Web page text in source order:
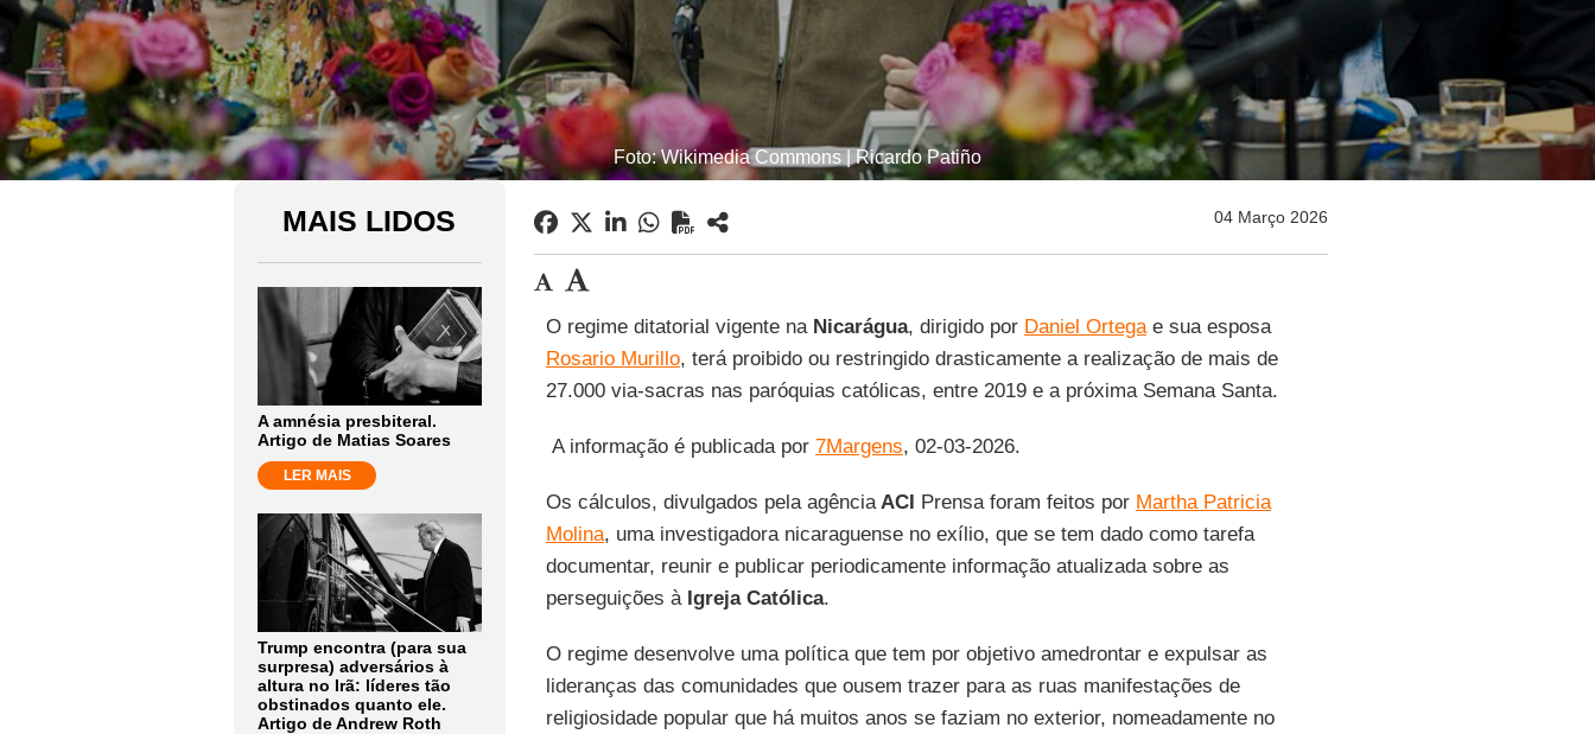
Foto: Wikimedia Commons | Ricardo Patiño
MAIS LIDOS
A amnésia presbiteral.
Artigo de Matias Soares
LER MAIS
Trump encontra (para sua
surpresa) adversários à
altura no Irã: líderes tão
obstinados quanto ele.
Artigo de Andrew Roth
04 Março 2026
O regime ditatorial vigente na Nicarágua, dirigido por Daniel Ortegae sua esposa
Rosario Murillo, terá proibido ou restringido drasticamente a realização de mais de
27.000 via-sacras nas paróquias católicas, entre 2019 e a próxima Semana Santa.
A informação é publicada por 7Margens, 02-03-2026.
Os cálculos, divulgados pela agênciaACI Prensa foram feitos por Martha Patricia
Molina, uma investigadora nicaraguense no exílio, que se tem dado como tarefa
documentar, reunir e publicar periodicamente informação atualizada sobre as
perseguições à Igreja Católica.
O regime desenvolve uma política que tem por objetivo amedrontar e expulsar as
lideranças das comunidades que ousem trazer para as ruas manifestações de
religiosidade popular que há muitos anos se faziam no exterior, nomeadamente no